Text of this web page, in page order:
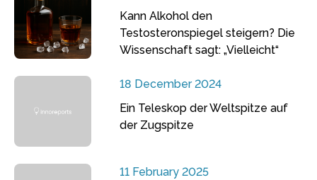
Kann Alkohol den
Testosteronspiegel steigern? Die
Wissenschaft sagt: „Vielleicht“
18 December 2024
Ein Teleskop der Weltspitze auf
der Zugspitze
11 February 2025